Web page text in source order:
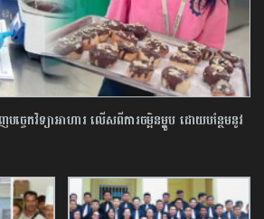
េកវិទ្យាអាហារ លើសពីការចម្អិនម្ហូប ដោយបន្ថែមនូវ